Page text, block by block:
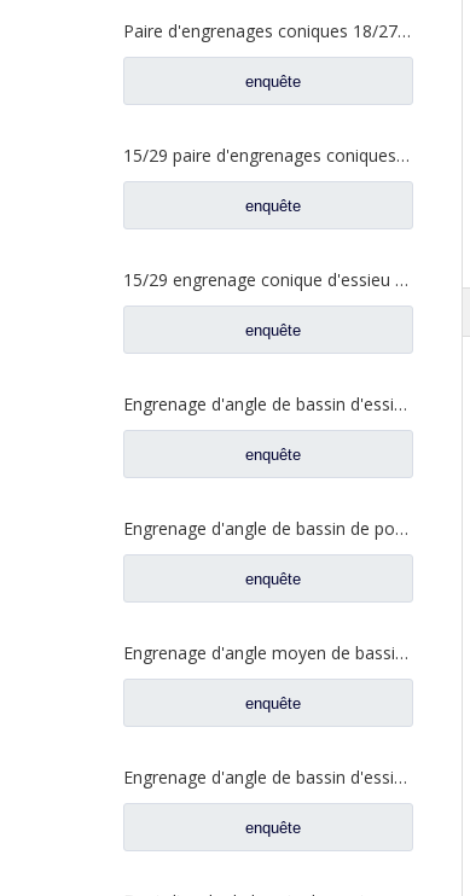
Paire d'engrenages coniques 18/27 pour pièces de rechange 2502ZHS1827-025/026 de camion de levage en T de l'essieu Dena Dongfeng
enquête
15/29 paire d'engrenages coniques à essieu moyen pour Ankai & Benz essieu Foton Auman nord Benz Beiben camion pièces de rechange A3463535310
enquête
15/29 engrenage conique d'essieu arrière pour Ankai & Benz essieu Foton Auman nord Benz Beiben camion pièces de rechange 24.02.101
enquête
Engrenage d'angle de bassin d'essieu arrière pour pièces de rechange Shamcan AulongTruck 81.35199.6532
enquête
Engrenage d'angle de bassin de pont moyen pour pièces de rechange DZ9112320689 de Shamcan AulongTruck
enquête
Engrenage d'angle moyen de bassin de pont pour les pièces de rechange WG7121320252 de camion de Sinotruk Steyr
enquête
Engrenage d'angle de bassin d'essieu arrière pour pièces de rechange de camion Sinotruk Steyr 199012320177
enquête